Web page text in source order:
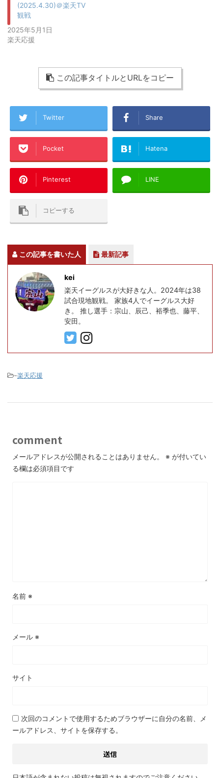
(2025.4.30)＠楽天TV
観戦
2025年5月1日
楽天応援
この記事タイトルとURLをコピー
Twitter Share
Pocket Hatena
Pinterest LINE
コピーする
この記事を書いた人 最新記事
kei
楽天イーグルスが大好きな人。2024年は38
試合現地観戦。 家族4人でイーグルス大好
き。 推し選手：宗山、辰己、裕季也、藤平、
安田。
-楽天応援
comment
メールアドレスが公開されることはありません。 ※ が付いてい
る欄は必須項目です
名前 ※
メール ※
サイト
次回のコメントで使用するためブラウザーに自分の名前、メ
ールアドレス、サイトを保存する。